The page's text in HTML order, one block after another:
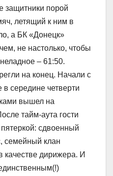
защитники порой
летящий к ним в
а БК «Донецк»
не настолько, чтобы
– 61:50.
на конец. Начали с
середине четверти
вышел на
тайм-аута гости
сдвоенный
семейный клан
качестве дирижера. И